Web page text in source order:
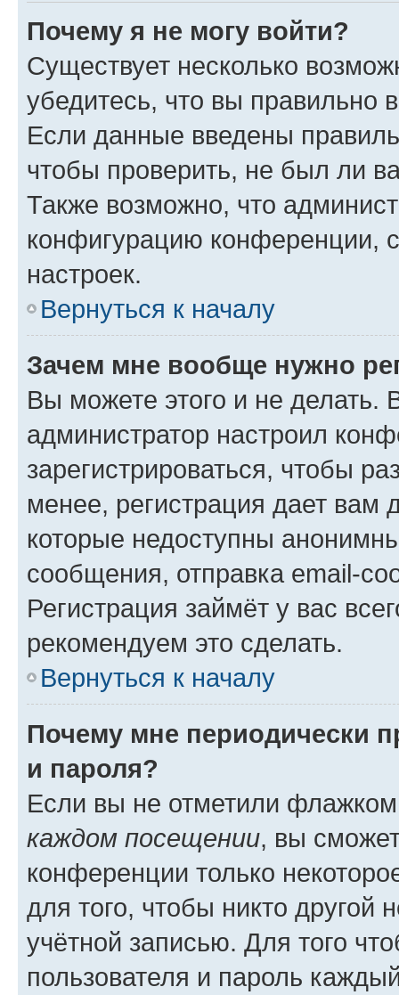
Почему я не могу войти?
Существует несколько
убедитесь, что вы правильно
Если данные введены
чтобы проверить, не был ли
Также возможно, что
конфигурацию конференции,
настроек.
Вернуться к началу
Зачем мне вообще нужно
Вы можете этого и не делать.
администратор настроил
зарегистрироваться, чтобы
менее, регистрация дает вам
которые недоступны
сообщения, отправка email-
Регистрация займёт у вас
рекомендуем это сделать.
Вернуться к началу
Почему мне периодически
и пароля?
Если вы не отметили
каждом посещении, вы
конференции только
для того, чтобы никто другой
учётной записью. Для того
пользователя и пароль